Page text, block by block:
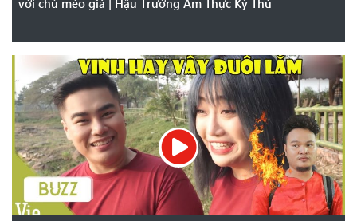
với chú mèo giả | Hậu Trường Ẩm Thực Kỳ Thú